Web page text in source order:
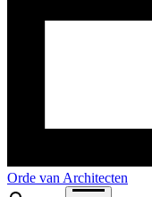
Orde van Architecten